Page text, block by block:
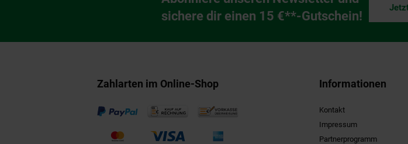
Newsletter Anmeldung
sichere dir einen 15 €**-Gutschein!
Zahlarten im Online-Shop Informationen
Kontakt
Impressum
Partnerprogramm